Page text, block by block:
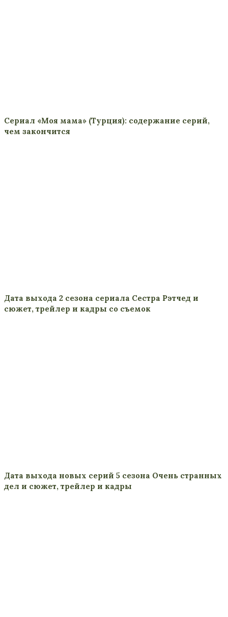
Сериал «Моя мама» (Турция): содержание серий,
чем закончится
Дата выхода 2 сезона сериала Сестра Рэтчед и
сюжет, трейлер и кадры со съемок
Дата выхода новых серий 5 сезона Очень странных
дел и сюжет, трейлер и кадры